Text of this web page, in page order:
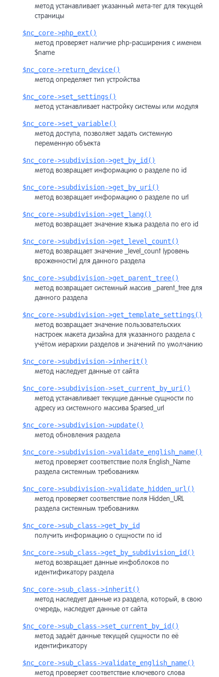
метод устанавливает указанный мета-тег для текущей
страницы
$nc_core->php_ext()
метод проверяет наличие php-расширения с именем
$name
$nc_core->return_device()
метод определяет тип устройства
$nc_core->set_settings()
метод устанавливает настройку системы или модуля
$nc_core->set_variable()
метод доступа, позволяет задать системную
переменную объекта
$nc_core->subdivision->get_by_id()
метод возвращает информацию о разделе по id
$nc_core->subdivision->get_by_uri()
метод возвращает информацию о разделе по url
$nc_core->subdivision->get_lang()
метод возвращает значение языка раздела по его id
$nc_core->subdivision->get_level_count()
метод возвращает значение _level_count (уровень
вроженности) для данного раздела
$nc_core->subdivision->get_parent_tree()
метод возвращает системный массив _parent_tree для
данного раздела
$nc_core->subdivision->get_template_settings()
метод возвращает значение пользовательских
настроек макета дизайна для указанного раздела с
учётом иерархии разделов и значений по умолчанию
$nc_core->subdivision->inherit()
метод наследует данные от сайта
$nc_core->subdivision->set_current_by_uri()
метод устанавливает текущие данные сущности по
адресу из системного массива $parsed_url
$nc_core->subdivision->update()
метод обновления раздела
$nc_core->subdivision->validate_english_name()
метод проверяет соответствие поля English_Name
раздела системным требованиям
$nc_core->subdivision->validate_hidden_url()
метод проверяет соответствие поля Hidden_URL
раздела системным требованиям
$nc_core->sub_class->get_by_id
получить информацию о сущности по id
$nc_core->sub_class->get_by_subdivision_id()
метод возвращает данные инфоблоков по
идентификатору раздела
$nc_core->sub_class->inherit()
метод наследует данные из раздела, который, в свою
очередь, наследует данные от сайта
$nc_core->sub_class->set_current_by_id()
метод задаёт данные текущей сущности по её
идентификатору
$nc_core->sub_class->validate_english_name()
метод проверяет соответствие ключевого слова